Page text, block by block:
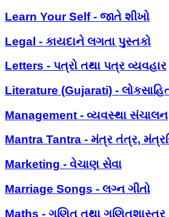
Learn Your Self - જાતે શીખો
Legal - કાયદાને લગતા પુસ્તકો
Letters - પત્રો તથા પત્ર વ્યવહાર
Literature (Gujarati) -
Management - વ્યવસ્થા સંચાલન
Mantra Tantra - મંત્ર તંત્ર,
Marketing - વેચાણ સેવા
Marriage Songs - લગ્ન ગીતો
Maths - ગણિત તથા ગણિતશાસ્ત્ર